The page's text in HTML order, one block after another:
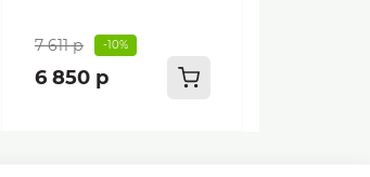
7 611 р -10%
6 850 р